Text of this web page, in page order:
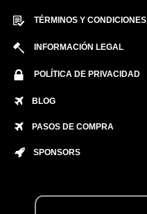
TÉRMINOS Y CONDICIONES
INFORMACIÓN LEGAL
POLÍTICA DE PRIVACIDAD
BLOG
PASOS DE COMPRA
SPONSORS